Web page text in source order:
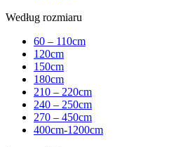
Według rozmiaru
60 – 110cm
120cm
150cm
180cm
210 – 220cm
240 – 250cm
270 – 450cm
400cm-1200cm